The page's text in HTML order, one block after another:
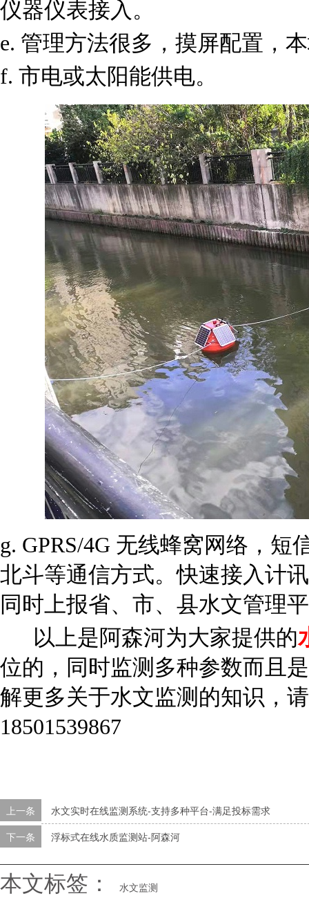
仪器仪表接入。
e. 管理方法很多，摸屏配置，
f. 市电或太阳能供电。
g. GPRS/4G 无线蜂窝网络，短
北斗等通信方式。快速接入计
同时上报省、市、县水文管理
以上是阿森河为大家提供的
位的，同时监测多种参数而且
解更多关于水文监测的知识，
18501539867
上一条
水文实时在线监测系统-支持多种平台-满足投标需求
下一条
浮标式在线水质监测站-阿森河
本文标签： 水文监测